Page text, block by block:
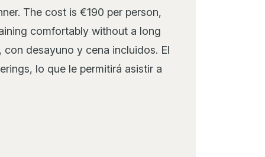
The cost is €190 per person,
comfortably without a long
desayuno y cena incluidos. El
lo que le permitirá asistir a